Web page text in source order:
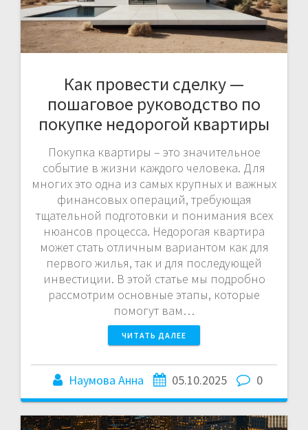
Как провести сделку —
пошаговое руководство по
покупке недорогой квартиры
Покупка квартиры – это значительное
событие в жизни каждого человека. Для
многих это одна из самых крупных и важных
финансовых операций, требующая
тщательной подготовки и понимания всех
нюансов процесса. Недорогая квартира
может стать отличным вариантом как для
первого жилья, так и для последующей
инвестиции. В этой статье мы подробно
рассмотрим основные этапы, которые
помогут вам…
ЧИТАТЬ ДАЛЕЕ
Наумова Анна 05.10.2025 0